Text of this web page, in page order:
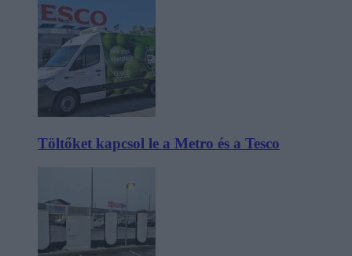
Töltőket kapcsol le a Metro és a Tesco